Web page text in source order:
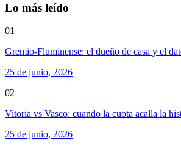
Lo más leído
01
Gremio-Fluminense: el dueño de casa y el
25 de junio, 2026
02
Vitoria vs Vasco: cuando la cuota acalla la
25 de junio, 2026